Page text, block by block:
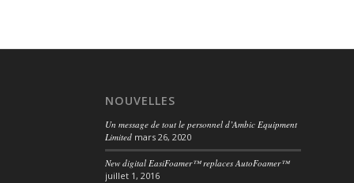
NOUVELLES
Un message de tout le personnel d’Ambic Equipment
Limited mars 26, 2020
New digital EasiFoamer™ replaces AutoFoamer™
juillet 1, 2016